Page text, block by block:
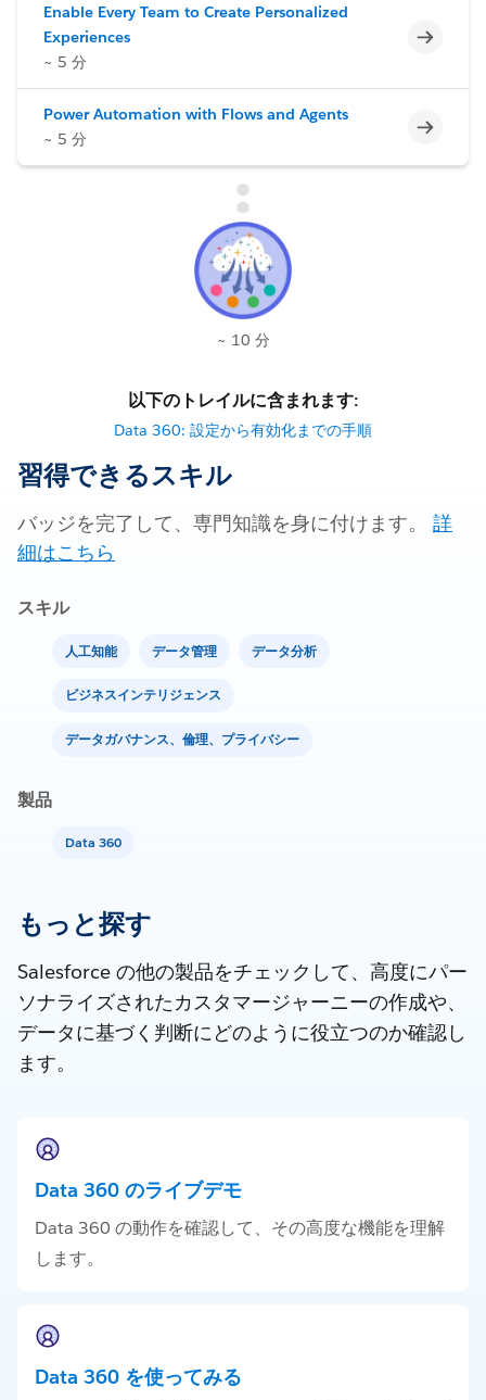
Enable Every Team to Create Personalized
Experiences
~ 5 分
未完了
Power Automation with Flows and Agents
~ 5 分
未完了
~ 10 分
以下のトレイルに含まれます:
Data 360: 設定から有効化までの手順
習得できるスキル
バッジを完了して、専門知識を身に付けます。 詳
細はこちら
スキル
人工知能 データ管理 データ分析
ビジネスインテリジェンス
データガバナンス、倫理、プライバシー
製品
Data 360
もっと探す
Salesforce の他の製品をチェックして、高度にパー
ソナライズされたカスタマージャーニーの作成や、
データに基づく判断にどのように役立つのか確認し
ます。
Data 360 のライブデモ
Data 360 の動作を確認して、その高度な機能を理解
します。
Data 360 を使ってみる